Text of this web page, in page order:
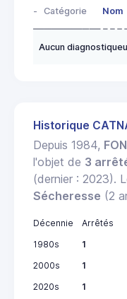
- Catégorie Nom
Aucun
Historique
Depuis 1984,
l'objet de 3
(dernier : 2023).
Sécheresse (2
Décennie
Arrêtés
1980s
1
2000s
1
2020s
1